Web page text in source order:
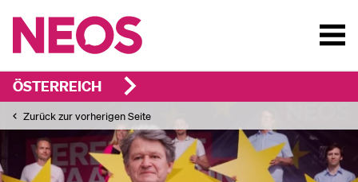
ÖSTERREICH
Zurück zur vorherigen Seite